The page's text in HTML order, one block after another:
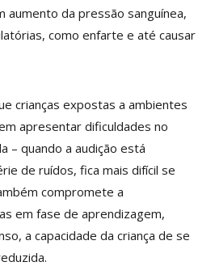
aumento da pressão sanguínea,
como enfarte e até causar
crianças expostas a ambientes
apresentar dificuldades no
– quando a audição está
de ruídos, fica mais difícil se
compromete a
em fase de aprendizagem,
a capacidade da criança de se